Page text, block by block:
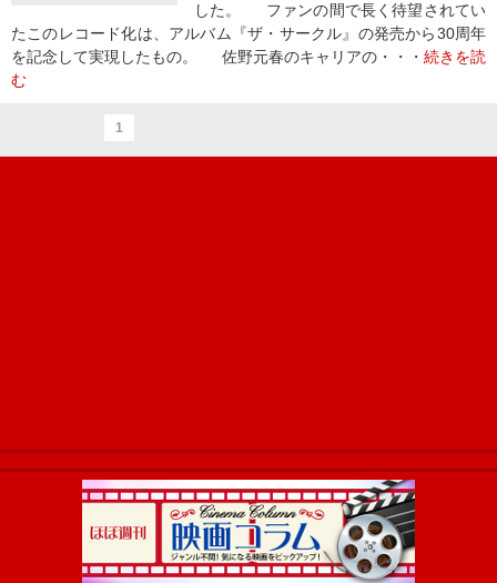
した。 ファンの間で長く待望されてい
たこのレコード化は、アルバム『ザ・サークル』の発売から30周年
を記念して実現したもの。 佐野元春のキャリアの・・・ 続きを読
む
1